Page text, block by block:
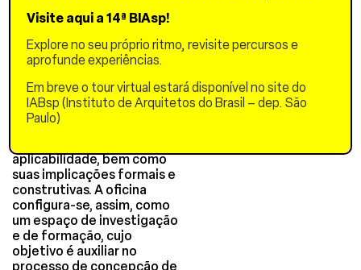
construtivos em madeira.
Esse procedimento
comparativo oferecerá
subsídios para refletir
criticamente sobre as
potencialidades e
limitações do material,
evidenciando suas
aplicabilidade, bem como
suas implicações formais e
construtivas. A oficina
configura-se, assim, como
um espaço de investigação
e de formação, cujo
objetivo é auxiliar no
processo de concepção de
Visite aqui a 14ª BIAsp!
Explore no seu próprio ritmo, revisite percursos e
aprofunde experiências.
Em breve o tour virtual estará disponível no site do
IABsp (Instituto de Arquitetos do Brasil – dep. São
Paulo)